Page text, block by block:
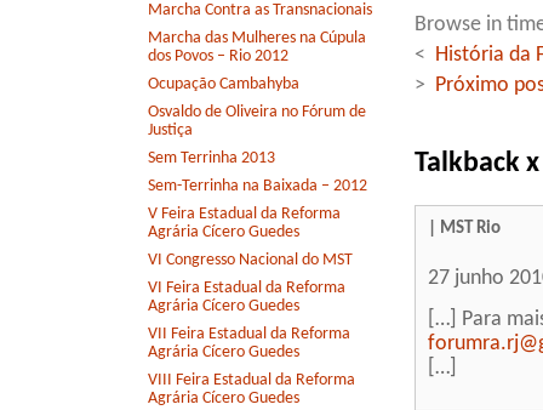
Marcha Contra as Transnacionais
Marcha das Mulheres na Cúpula
dos Povos – Rio 2012
Ocupação Cambahyba
Osvaldo de Oliveira no Fórum de
Justiça
Sem Terrinha 2013
Sem-Terrinha na Baixada – 2012
V Feira Estadual da Reforma
Agrária Cícero Guedes
VI Congresso Nacional do MST
VI Feira Estadual da Reforma
Agrária Cícero Guedes
VII Feira Estadual da Reforma
Agrária Cícero Guedes
VIII Feira Estadual da Reforma
Agrária Cícero Guedes
Browse in
<
História da
>
Próximo
Talkback
| MST Rio
27 junho
[…] Para
[…]